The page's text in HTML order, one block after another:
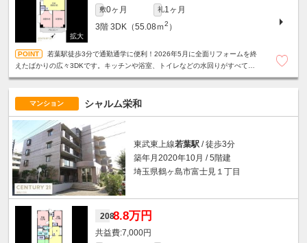
敷0ヶ月 礼1ヶ月
3階 3DK（55.08ｍ2 ）
若葉駅徒歩3分で通勤通学に便利！2026年5月に全面リフォームを終
えたばかりの広々3DKです。キッチンや浴室、トイレなどの水回りがすべて新
マンション シャルム栄和
東武東上線若葉駅 / 徒歩3分
築年月2020年10月 / 5階建
埼玉県鶴ヶ島市富士見１丁目
2088.8万円
7,000円